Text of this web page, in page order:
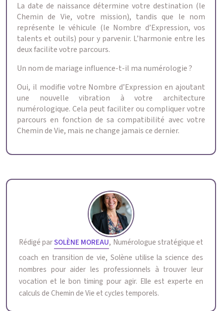
La date de naissance détermine votre destination (le
Chemin de Vie, votre mission), tandis que le nom
représente le véhicule (le Nombre d’Expression, vos
talents et outils) pour y parvenir. L’harmonie entre les
deux facilite votre parcours.
Un nom de mariage influence-t-il ma numérologie ?
Oui, il modifie votre Nombre d’Expression en ajoutant
une nouvelle vibration à votre architecture
numérologique. Cela peut faciliter ou compliquer votre
parcours en fonction de sa compatibilité avec votre
Chemin de Vie, mais ne change jamais ce dernier.
Rédigé parSOLÈNE MOREAU, Numérologue stratégique et
coach en transition de vie, Solène utilise la science des
nombres pour aider les professionnels à trouver leur
vocation et le bon timing pour agir. Elle est experte en
calculs de Chemin de Vie et cycles temporels.